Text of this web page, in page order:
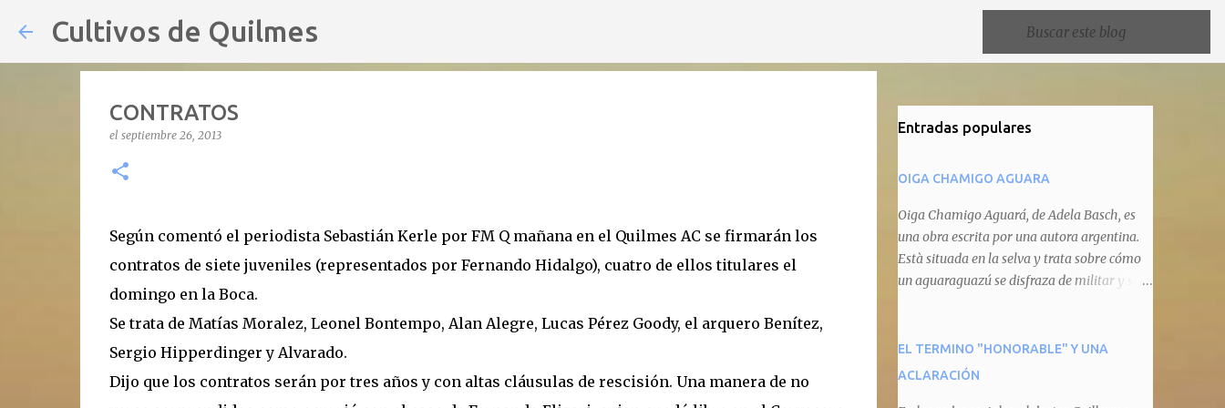
Cultivos de Quilmes
CONTRATOS
el septiembre 26, 2013
Según comentó el periodista Sebastián Kerle por FM Q mañana en el Quilmes AC se firmarán los
contratos de siete juveniles (representados por Fernando Hidalgo), cuatro de ellos titulares el
domingo en la Boca.
Se trata de Matías Moralez, Leonel Bontempo, Alan Alegre, Lucas Pérez Goody, el arquero Benítez,
Sergio Hipperdinger y Alvarado.
Dijo que los contratos serán por tres años y con altas cláusulas de rescisión. Una manera de no
Entradas populares
OIGA CHAMIGO AGUARA
Oiga Chamigo Aguará, de Adela Basch, es
una obra escrita por una autora argentina.
Està situada en la selva y trata sobre cómo
un aguaraguazú se disfraza de militar y se
animal que pretenda circular por ahí. En
primera instancia aparece Teteu, el tero,
EL TERMINO "HONORABLE" Y UNA
ACLARACIÓN